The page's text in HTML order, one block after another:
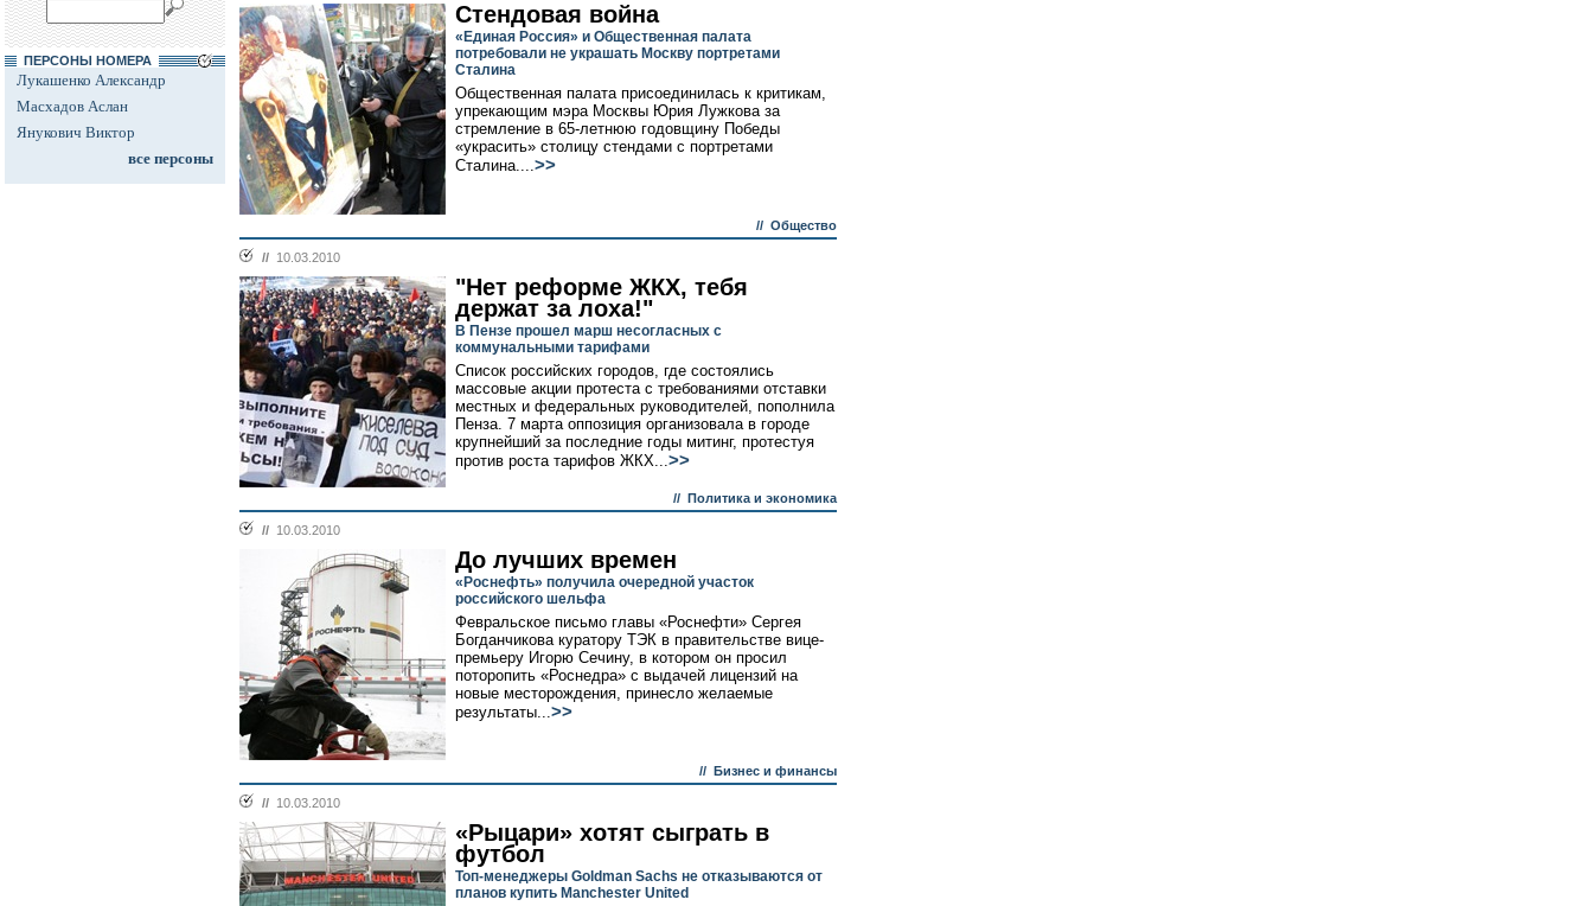
ПЕРСОНЫ НОМЕРА
Лукашенко Александр
Масхадов Аслан
Янукович Виктор
все персоны
Стендовая война
«Единая Россия» и Общественная палата
потребовали не украшать Москву портретами
Сталина
Общественная палата присоединилась к критикам,
упрекающим мэра Москвы Юрия Лужкова за
стремление в 65-летнюю годовщину Победы
«украсить» столицу стендами с портретами
Сталина....>>
// Общество
// 10.03.2010
"Нет реформе ЖКХ, тебя
держат за лоха!"
В Пензе прошел марш несогласных с
коммунальными тарифами
Список российских городов, где состоялись
массовые акции протеста с требованиями отставки
местных и федеральных руководителей, пополнила
Пенза. 7 марта оппозиция организовала в городе
крупнейший за последние годы митинг, протестуя
против роста тарифов ЖКХ...>>
// Политика и экономика
// 10.03.2010
До лучших времен
«Роснефть» получила очередной участок
российского шельфа
Февральское письмо главы «Роснефти» Сергея
Богданчикова куратору ТЭК в правительстве вице-
премьеру Игорю Сечину, в котором он просил
поторопить «Роснедра» с выдачей лицензий на
новые месторождения, принесло желаемые
результаты...>>
// Бизнес и финансы
// 10.03.2010
«Рыцари» хотят сыграть в
футбол
Топ-менеджеры Goldman Sachs не отказываются от
планов купить Manchester United